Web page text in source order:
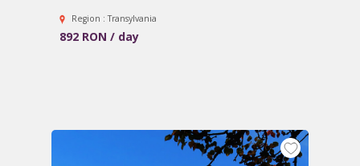
Region : Transylvania
892 RON / day